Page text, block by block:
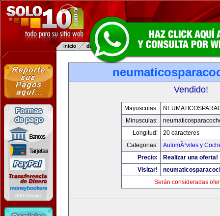
Vendido!
Mayusculas:
Minusculas:
Longitud:
20 caracteres
Categorias:
AutomÃ³viles y
Precio:
Realizar una oferta!
Visitar!
Serán consideradas